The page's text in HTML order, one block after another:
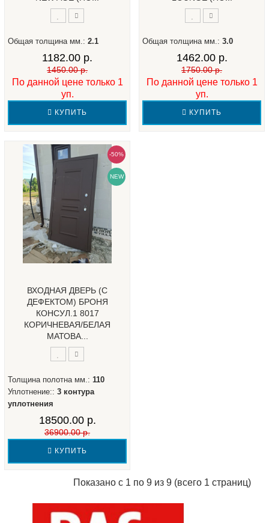
Общая толщина мм.: 2.1
1182.00 р.
1450.00 р.
По данной цене только 1
уп.
КУПИТЬ
Общая толщина мм.: 3.0
1462.00 р.
1750.00 р.
По данной цене только 1
уп.
КУПИТЬ
-50%
NEW
ВХОДНАЯ ДВЕРЬ (С
ДЕФЕКТОМ) БРОНЯ
КОНСУЛ.1 8017
КОРИЧНЕВАЯ/БЕЛАЯ
МАТОВА...
Толщина полотна мм.: 110
Уплотнение:: 3 контура
уплотнения
18500.00 р.
36900.00 р.
КУПИТЬ
Показано с 1 по 9 из 9 (всего 1 страниц)